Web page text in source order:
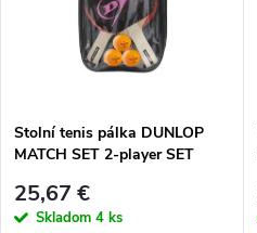
o
v
o
v
Stolní tenis pálka DUNLOP
MATCH SET 2-player SET
25,67 €
Skladom 4 ks